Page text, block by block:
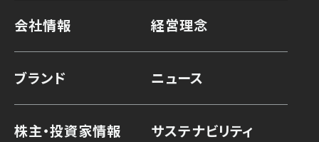
会社情報 経営理念
ブランド ニュース
株主・投資家情報 サステナビリティ